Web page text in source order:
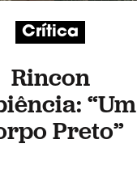
Crítica
Rincon
“Um
Preto”